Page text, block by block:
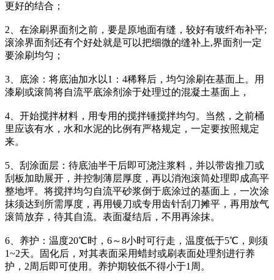
更好的结合；
2、在涂刷界面剂之前，要是原地面有缝，较好有玻纤布补平;
滚涂界面剂还有个好处就是可以把细微的缝补上,界面剂一定
要涂刷均匀；
3、底涂：将底油加水以1：4稀释后，均匀涂刷在基面上。用
漆刷或滚筒将自流平底涂剂涂于处理过的混凝土基面上，
4、开始搅拌材料，用专用的搅拌锤搅拌均匀。当然，之前桶
里应该有水，水和水泥的比例有严格规定，一定要按照规定
来。
5、刮涂面层：待底油半干后即可浇注浆料，并以带齿推刀或
刮板加助展开，并控制薄层厚度，再以消泡滚筒处理即成高平
整地坪。将搅拌均匀自流平砂浆倒于底涂过的基面上，一次涂
抹须达到所需厚度，再用镘刀或专用齿针刮刀摊平，再用放气
滚筒放弃，待其自流。表面凝结后，不用再涂抹。
6、养护：温度20℃时，6～8小时可行走，温度低于5℃，则须
1~2天。固化后，对其表面采用蜡封或刷表面处理剂进行养
护，2周后即可使用。养护期较低不得小于1周。